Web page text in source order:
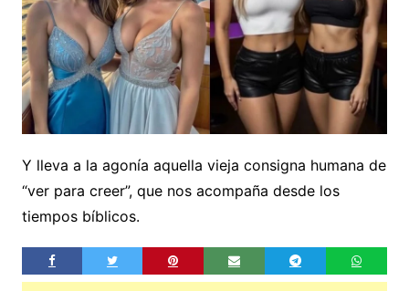
Y lleva a la agonía aquella vieja consigna humana de
“ver para creer”, que nos acompaña desde los
tiempos bíblicos.